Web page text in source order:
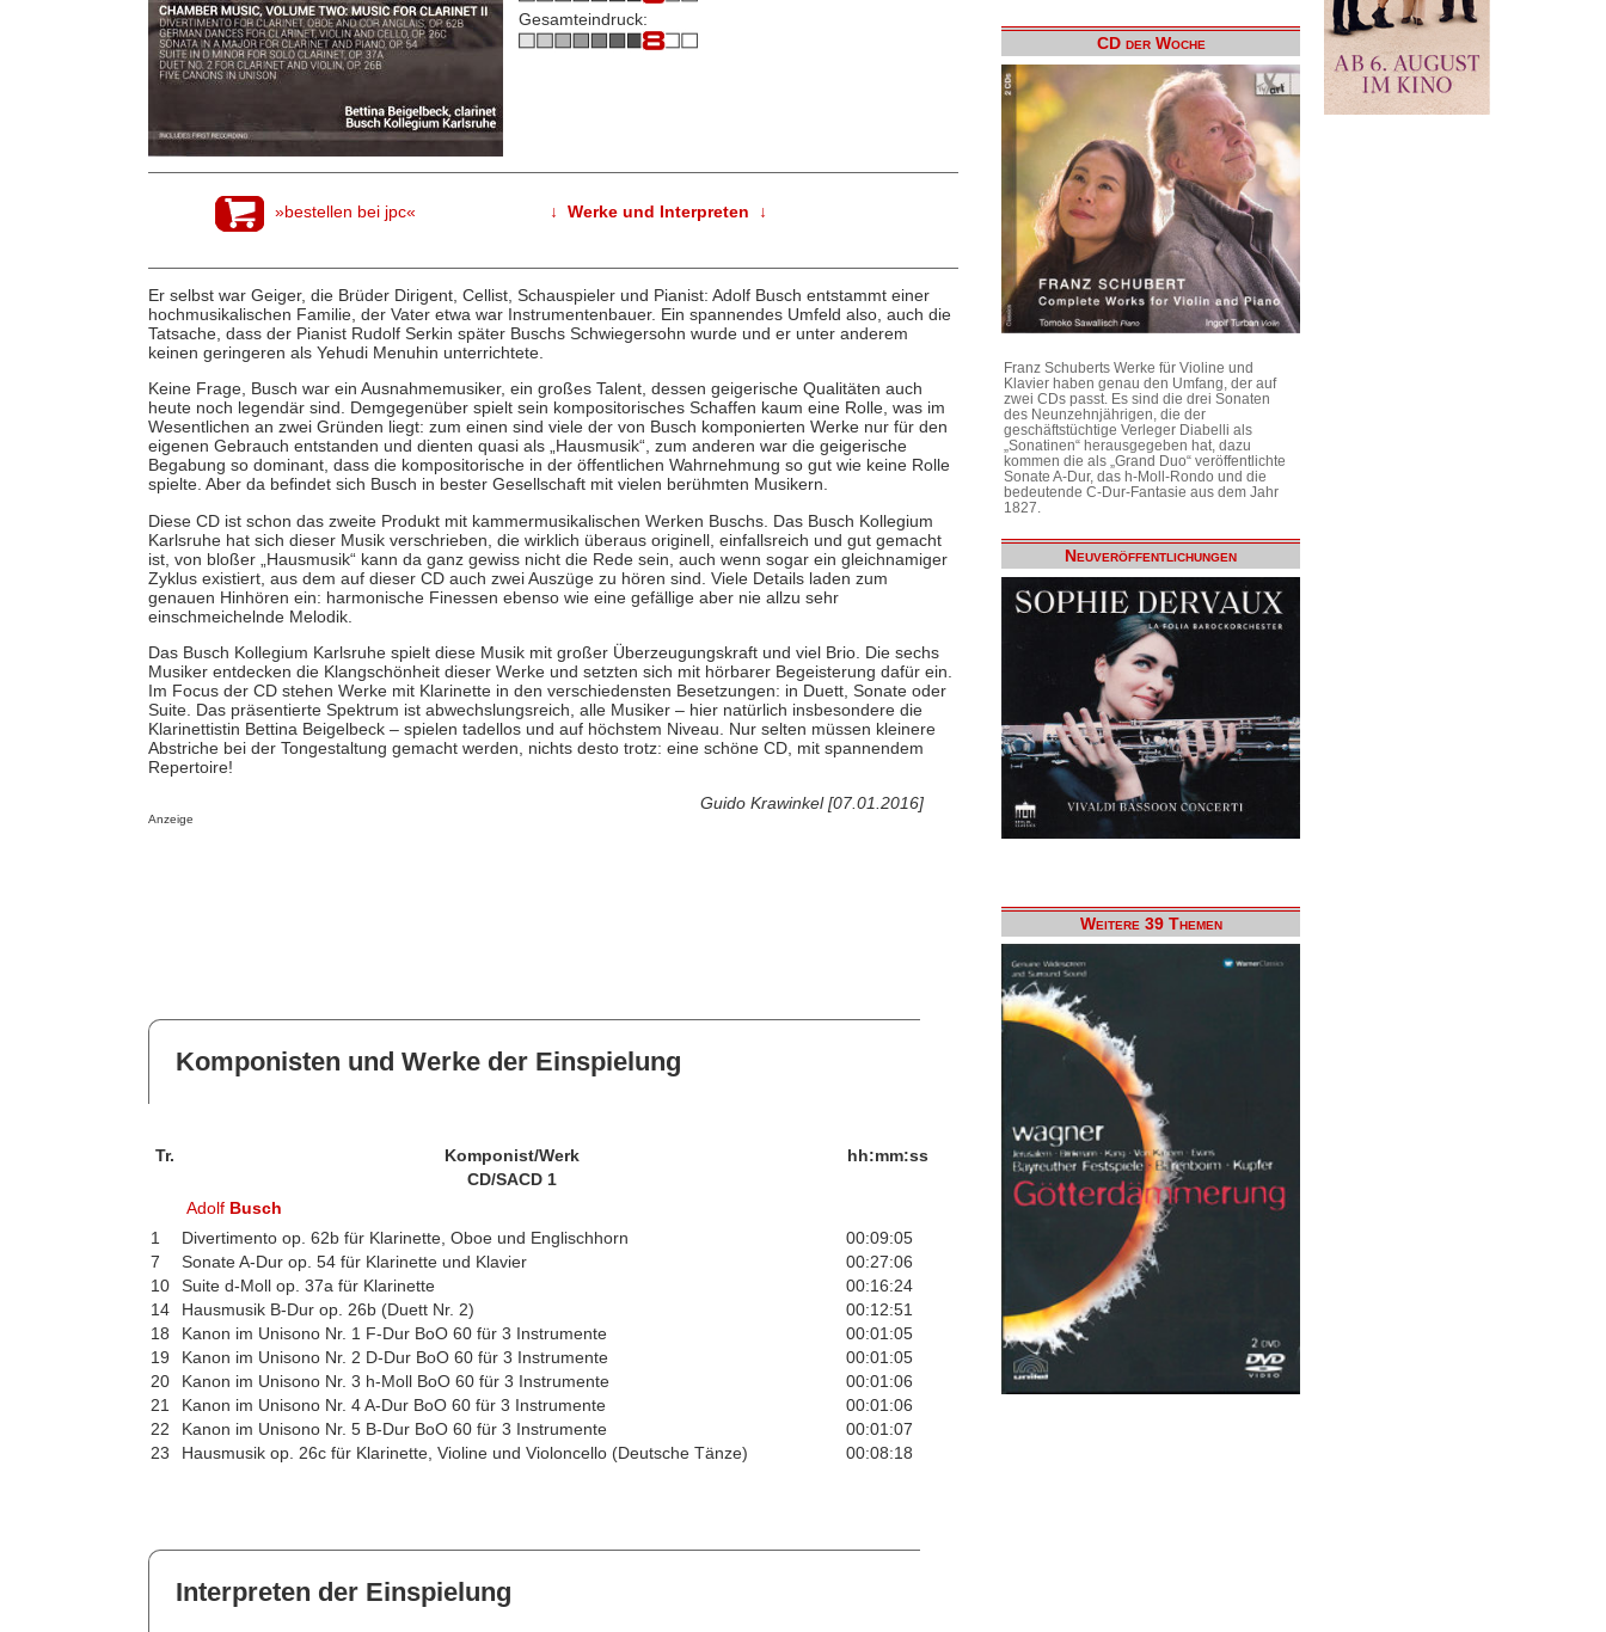
Gesamteindruck:
»bestellen bei jpc« ↓ Werke und Interpreten ↓
Er selbst war Geiger, die Brüder Dirigent, Cellist, Schauspieler und Pianist: Adolf Busch entstammt einer
hochmusikalischen Familie, der Vater etwa war Instrumentenbauer. Ein spannendes Umfeld also, auch die
Tatsache, dass der Pianist Rudolf Serkin später Buschs Schwiegersohn wurde und er unter anderem
keinen geringeren als Yehudi Menuhin unterrichtete.
Keine Frage, Busch war ein Ausnahmemusiker, ein großes Talent, dessen geigerische Qualitäten auch
heute noch legendär sind. Demgegenüber spielt sein kompositorisches Schaffen kaum eine Rolle, was im
Wesentlichen an zwei Gründen liegt: zum einen sind viele der von Busch komponierten Werke nur für den
eigenen Gebrauch entstanden und dienten quasi als „Hausmusik“, zum anderen war die geigerische
Begabung so dominant, dass die kompositorische in der öffentlichen Wahrnehmung so gut wie keine Rolle
spielte. Aber da befindet sich Busch in bester Gesellschaft mit vielen berühmten Musikern.
Diese CD ist schon das zweite Produkt mit kammermusikalischen Werken Buschs. Das Busch Kollegium
Karlsruhe hat sich dieser Musik verschrieben, die wirklich überaus originell, einfallsreich und gut gemacht
ist, von bloßer „Hausmusik“ kann da ganz gewiss nicht die Rede sein, auch wenn sogar ein gleichnamiger
Zyklus existiert, aus dem auf dieser CD auch zwei Auszüge zu hören sind. Viele Details laden zum
genauen Hinhören ein: harmonische Finessen ebenso wie eine gefällige aber nie allzu sehr
einschmeichelnde Melodik.
Das Busch Kollegium Karlsruhe spielt diese Musik mit großer Überzeugungskraft und viel Brio. Die sechs
Musiker entdecken die Klangschönheit dieser Werke und setzten sich mit hörbarer Begeisterung dafür ein.
Im Focus der CD stehen Werke mit Klarinette in den verschiedensten Besetzungen: in Duett, Sonate oder
Suite. Das präsentierte Spektrum ist abwechslungsreich, alle Musiker – hier natürlich insbesondere die
Klarinettistin Bettina Beigelbeck – spielen tadellos und auf höchstem Niveau. Nur selten müssen kleinere
Abstriche bei der Tongestaltung gemacht werden, nichts desto trotz: eine schöne CD, mit spannendem
Repertoire!
Guido Krawinkel [07.01.2016]
Anzeige
Komponisten und Werke der Einspielung
Tr. Komponist/Werk
hh:mm:ss
CD/SACD 1
Adolf Busch
1
Divertimento op. 62b für Klarinette, Oboe und Englischhorn
00:09:05
7
Sonate A-Dur op. 54 für Klarinette und Klavier
00:27:06
10
Suite d-Moll op. 37a für Klarinette
00:16:24
14
Hausmusik B-Dur op. 26b (Duett Nr. 2)
00:12:51
18
Kanon im Unisono Nr. 1 F-Dur BoO 60 für 3 Instrumente
00:01:05
19
Kanon im Unisono Nr. 2 D-Dur BoO 60 für 3 Instrumente
00:01:05
20
Kanon im Unisono Nr. 3 h-Moll BoO 60 für 3 Instrumente
00:01:06
21
Kanon im Unisono Nr. 4 A-Dur BoO 60 für 3 Instrumente
00:01:06
22
Kanon im Unisono Nr. 5 B-Dur BoO 60 für 3 Instrumente
00:01:07
23
Hausmusik op. 26c für Klarinette, Violine und Violoncello (Deutsche Tänze) 00:08:18
Interpreten der Einspielung
CD der Woche
Franz Schuberts Werke für Violine und
Klavier haben genau den Umfang, der auf
zwei CDs passt. Es sind die drei Sonaten
des Neunzehnjährigen, die der
geschäftstüchtige Verleger Diabelli als
„Sonatinen“ herausgegeben hat, dazu
kommen die als „Grand Duo“ veröffentlichte
Sonate A-Dur, das h-Moll-Rondo und die
bedeutende C-Dur-Fantasie aus dem Jahr
1827.
Neuveröffentlichungen
Weitere 39 Themen